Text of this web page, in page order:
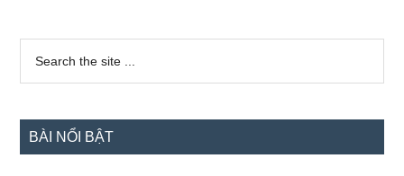
Sidebar
chính
...
BÀI NỔI BẬT